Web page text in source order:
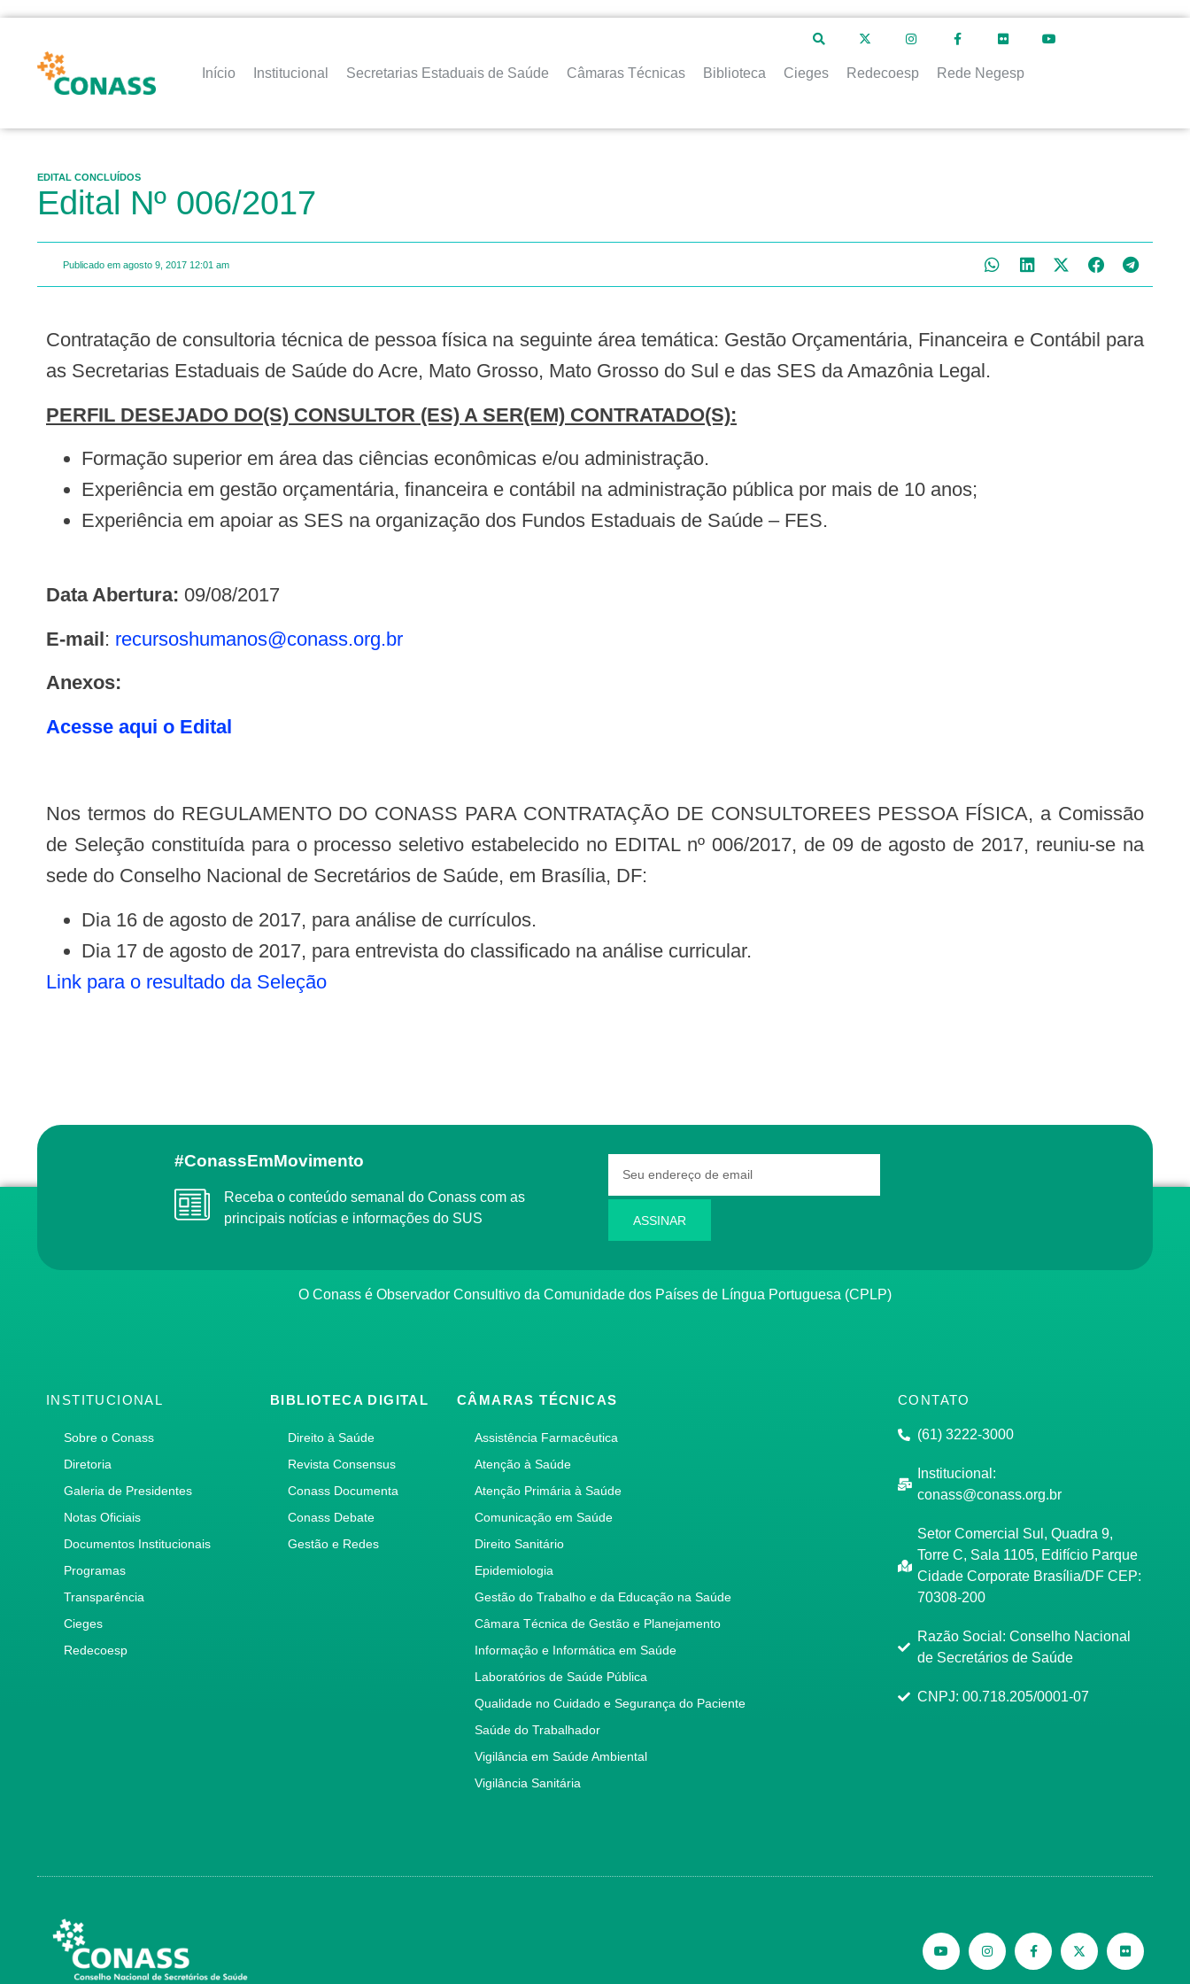
Início Institucional Secretarias Estaduais de Saúde Câmaras Técnicas Biblioteca Cieges Redecoesp Rede Negesp
EDITAL CONCLUÍDOS
Edital Nº 006/2017
Publicado em agosto 9, 2017 12:01 am
Contratação de consultoria técnica de pessoa física na seguinte área temática: Gestão Orçamentária, Financeira e Contábil para
as Secretarias Estaduais de Saúde do Acre, Mato Grosso, Mato Grosso do Sul e das SES da Amazônia Legal.
PERFIL DESEJADO DO(S) CONSULTOR (ES) A SER(EM) CONTRATADO(S):
Formação superior em área das ciências econômicas e/ou administração.
Experiência em gestão orçamentária, financeira e contábil na administração pública por mais de 10 anos;
Experiência em apoiar as SES na organização dos Fundos Estaduais de Saúde – FES.
Data Abertura: 09/08/2017
E-mail: recursoshumanos@conass.org.br
Anexos:
Acesse aqui o Edital
Nos termos do REGULAMENTO DO CONASS PARA CONTRATAÇÃO DE CONSULTOREES PESSOA FÍSICA, a Comissão
de Seleção constituída para o processo seletivo estabelecido no EDITAL nº 006/2017, de 09 de agosto de 2017, reuniu-se na
sede do Conselho Nacional de Secretários de Saúde, em Brasília, DF:
Dia 16 de agosto de 2017, para análise de currículos.
Dia 17 de agosto de 2017, para entrevista do classificado na análise curricular.
Link para o resultado da Seleção
#ConassEmMovimento
Receba o conteúdo semanal do Conass com as
principais notícias e informações do SUS
ASSINAR
O Conass é Observador Consultivo da Comunidade dos Países de Língua Portuguesa (CPLP)
INSTITUCIONAL
Sobre o Conass
Diretoria
Galeria de Presidentes
Notas Oficiais
Documentos Institucionais
Programas
Transparência
Cieges
Redecoesp
BIBLIOTECA DIGITAL
Direito à Saúde
Revista Consensus
Conass Documenta
Conass Debate
Gestão e Redes
CÂMARAS TÉCNICAS
Assistência Farmacêutica
Atenção à Saúde
Atenção Primária à Saúde
Comunicação em Saúde
Direito Sanitário
Epidemiologia
Gestão do Trabalho e da Educação na Saúde
Câmara Técnica de Gestão e Planejamento
Informação e Informática em Saúde
Laboratórios de Saúde Pública
Qualidade no Cuidado e Segurança do Paciente
Saúde do Trabalhador
Vigilância em Saúde Ambiental
Vigilância Sanitária
CONTATO
(61) 3222-3000
Institucional:
conass@conass.org.br
Setor Comercial Sul, Quadra 9,
Torre C, Sala 1105, Edifício Parque
Cidade Corporate Brasília/DF CEP:
70308-200
Razão Social: Conselho Nacional
de Secretários de Saúde
CNPJ: 00.718.205/0001-07